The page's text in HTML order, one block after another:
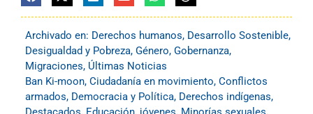
Archivado en: Derechos humanos, Desarrollo Sostenible,
Desigualdad y Pobreza, Género, Gobernanza,
Migraciones, Últimas Noticias
Ban Ki-moon, Ciudadanía en movimiento, Conflictos
armados, Democracia y Política, Derechos indígenas,